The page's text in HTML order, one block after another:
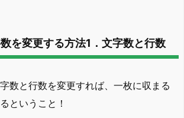
を変更する方法1．文字数と行数
数と行数を変更すれば、一枚に収まる
ということ！